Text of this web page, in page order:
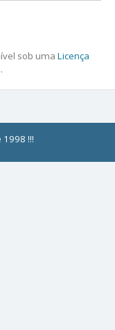
sob uma Licença
.
!!!